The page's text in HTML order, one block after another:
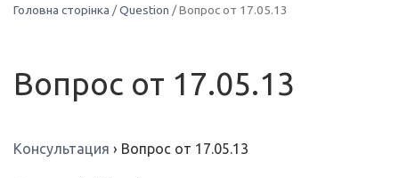
Головна сторінка /Question / Вопрос от 17.05.13
Вопрос от 17.05.13
Консультация › Вопрос от 17.05.13